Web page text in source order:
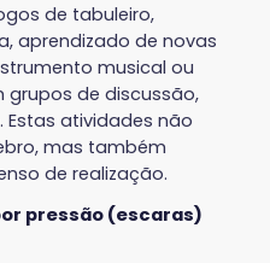
de tabuleiro,
aprendizado de novas
musical ou
de discussão,
atividades não
mas também
de realização.
pressão (escaras)